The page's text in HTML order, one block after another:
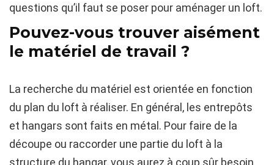
questions qu’il faut se poser pour aménager un loft.
Pouvez-vous trouver aisément
le matériel de travail ?
La recherche du matériel est orientée en fonction
du plan du loft à réaliser. En général, les entrepôts
et hangars sont faits en métal. Pour faire de la
découpe ou raccorder une partie du loft à la
structure du hangar, vous aurez à coup sûr besoin